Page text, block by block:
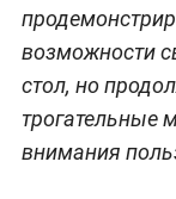
возможности
стол, но
трогательные
внимания